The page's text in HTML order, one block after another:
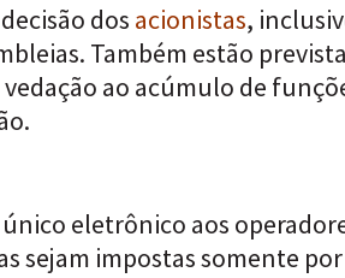
dos acionistas,
Também estão
ao acúmulo de
eletrônico aos
sejam impostas somente